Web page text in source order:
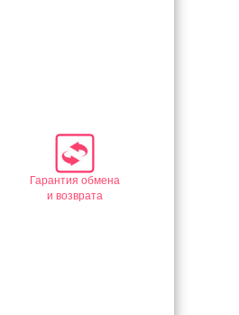
Гарантия обмена
и возврата